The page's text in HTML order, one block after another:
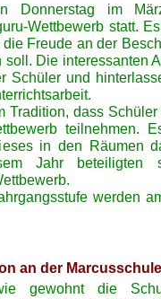
Donnerstag im
Wettbewerb statt.
Freude an der
Die interessanten
Schüler und
Tradition, dass
teilnehmen.
in den Räumen
Jahr beteiligten
werden
an der Marcusschule
gewohnt die